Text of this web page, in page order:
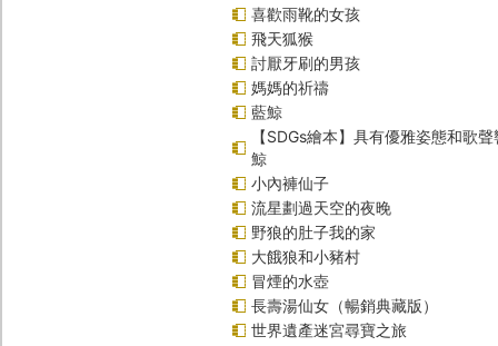
喜歡雨靴的女孩
飛天狐猴
討厭牙刷的男孩
媽媽的祈禱
藍鯨
【SDGs繪本】具有優雅姿態和歌
鯨
小內褲仙子
流星劃過天空的夜晚
野狼的肚子我的家
大餓狼和小豬村
冒煙的水壺
長壽湯仙女（暢銷典藏版）
世界遺產迷宮尋寶之旅